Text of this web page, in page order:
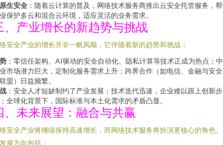
生安全 ：随着云计算的普及，网络技术服务商推出云安全托管服务，
保护多云和混合云环境，适应灵活的业务需求。
、产业增长的新趋势与挑战
安全产业的增长并非一帆风顺，它伴随着新的趋势和挑战：
：零信任架构、AI驱动的安全自动化、隐私计算等技术正成为热点；
市场潜力巨大，定制化服务需求上升；跨界合作（如电信、金融与安
盟）日益频繁。
：安全人才短缺制约了产业发展；技术迭代迅速，企业难以跟上创新步
全球化背景下，国际标准与本土化需求的矛盾凸显。
、未来展望：融合与共赢
安全产业将继续保持高速增长，而网络技术服务将扮演更核心的角色
展方向包括：